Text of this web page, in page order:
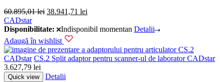
60.895,01lei 38.941,71 lei
CADstar
Disponibilitate:
Indisponibil momentanDetalii
Adaugă în wishlist
CADstar CS.2 Split adaptor pentru scanner-ul de laborator CADstar
3.627,79 lei
Quick view Detalii